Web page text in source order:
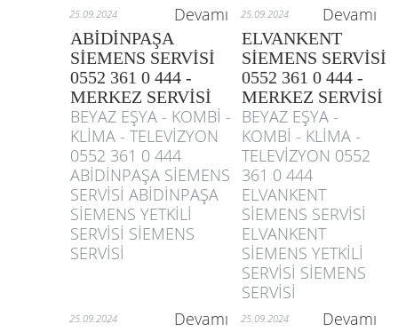
25.09.2024 Devamı 25.09.2024 Devamı
ABİDİNPAŞA
SİEMENS SERVİSİ
0552 361 0 444 -
MERKEZ SERVİSİ
ELVANKENT
SİEMENS SERVİSİ
0552 361 0 444 -
MERKEZ SERVİSİ
BEYAZ EŞYA - KOMBİ -
KLİMA - TELEVİZYON
0552 361 0 444
ABİDİNPAŞA SİEMENS
SERVİSİ ABİDİNPAŞA
SİEMENS YETKİLİ
SERVİSİ SİEMENS
SERVİSİ
BEYAZ EŞYA -
KOMBİ - KLİMA -
TELEVİZYON 0552
361 0 444
ELVANKENT
SİEMENS SERVİSİ
ELVANKENT
SİEMENS YETKİLİ
SERVİSİ SİEMENS
SERVİSİ
25.09.2024 Devamı 25.09.2024 Devamı